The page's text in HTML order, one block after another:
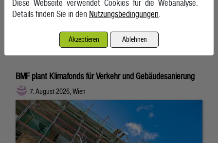
BMF plant Klimafonds für Verkehr und Gebäudesanierung
7. August 2026, Wien
Diese Webseite verwendet Cookies für die Webanalyse.
Details finden Sie in den Nutzungsbedingungen.
Akzeptieren Ablehnen